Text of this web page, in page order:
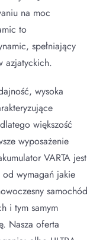
na moc
to
spełniający
azjatyckich.
wysoka
większość
wyposażenie
VARTA jest
wymagań jakie
samochód
i tym samym
Nasza oferta